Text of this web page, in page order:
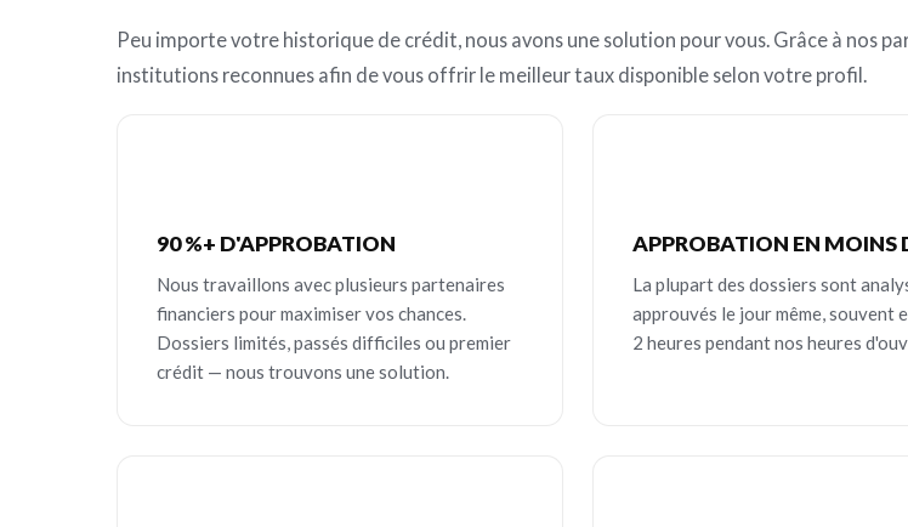
Peu importe votre historique de crédit, nous avons une solution pour vous. Grâce à nos
institutions reconnues afin de vous offrir le meilleur taux disponible selon votre profil.
90 %+ D'APPROBATION
Nous travaillons avec plusieurs partenaires
financiers pour maximiser vos chances.
Dossiers limités, passés difficiles ou premier
crédit — nous trouvons une solution.
APPROBATION EN MOINS
La plupart des dossiers sont
approuvés le jour même, souvent
2 heures pendant nos heures